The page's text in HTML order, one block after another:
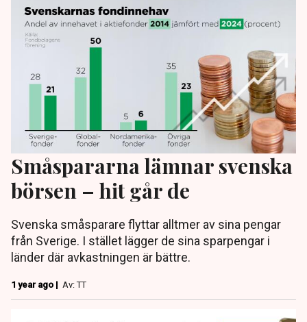
Småspararna lämnar svenska
börsen – hit går de
Svenska småsparare flyttar alltmer av sina pengar
från Sverige. I stället lägger de sina sparpengar i
länder där avkastningen är bättre.
1 year ago | Av: TT